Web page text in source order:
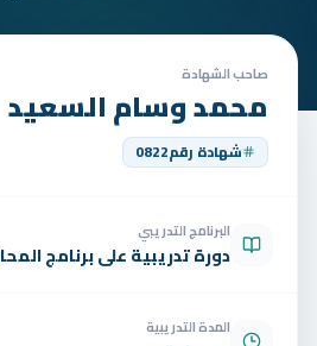
الأمان
تواصل
الوظائف
صاحب الشهادة
محمد وسام السعيد
شهادة رقم0822
البرنامج التدريبي
دورة تدريبية على برنامج
المدة التدريبية